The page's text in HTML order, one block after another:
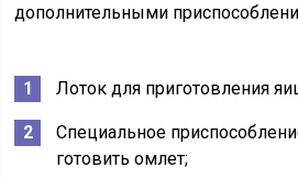
дополнительными
Лоток для приготовления
Специальное
готовить омлет;